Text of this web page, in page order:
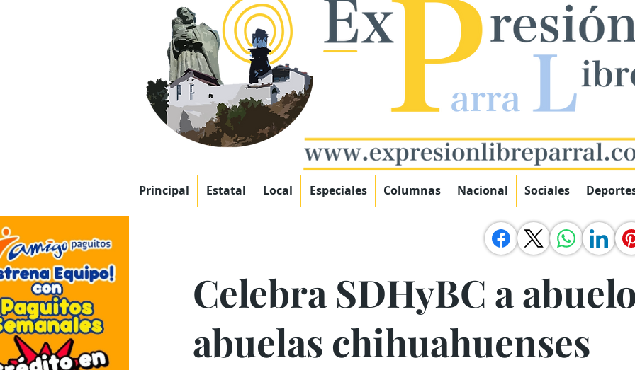
Principal Estatal Local Especiales Columnas Nacional Sociales
Celebra SDHyBC a
abuelas chihuahuenses